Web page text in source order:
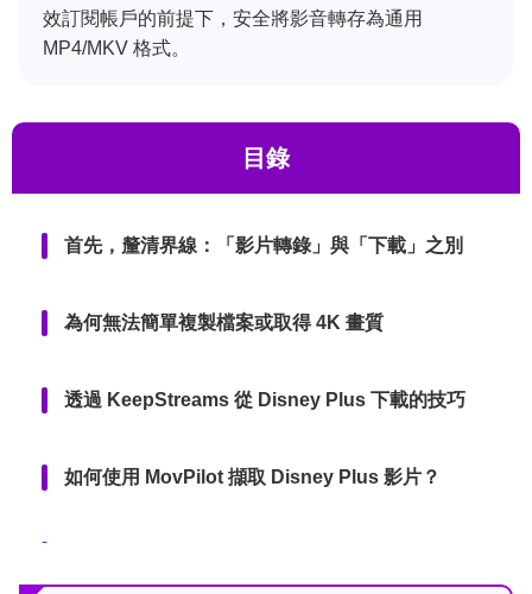
效訂閱帳戶的前提下，安全將影音轉存為通用
MP4/MKV 格式。
目錄
首先，釐清界線：「影片轉錄」與「下載」之別
為何無法簡單複製檔案或取得 4K 畫質
透過 KeepStreams 從 Disney Plus 下載的技巧
如何使用 MovPilot 擷取 Disney Plus 影片？